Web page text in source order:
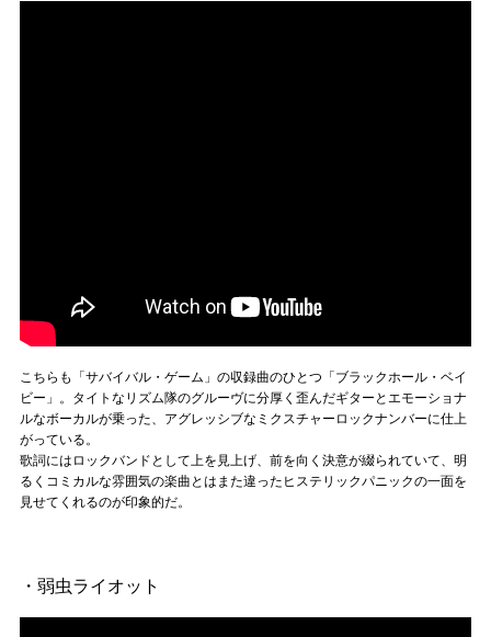
こちらも「サバイバル・ゲーム」の収録曲のひとつ「ブラックホール・ベイ
ビー」。タイトなリズム隊のグルーヴに分厚く歪んだギターとエモーショナ
ルなボーカルが乗った、アグレッシブなミクスチャーロックナンバーに仕上
がっている。
歌詞にはロックバンドとして上を見上げ、前を向く決意が綴られていて、明
るくコミカルな雰囲気の楽曲とはまた違ったヒステリックパニックの一面を
見せてくれるのが印象的だ。
・弱虫ライオット